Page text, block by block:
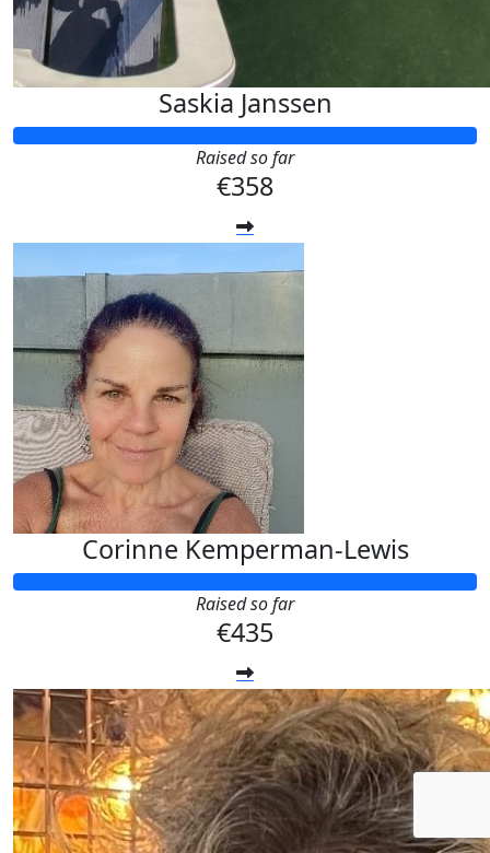
Saskia Janssen
Raised so far
€358
Corinne Kemperman-Lewis
Raised so far
€435